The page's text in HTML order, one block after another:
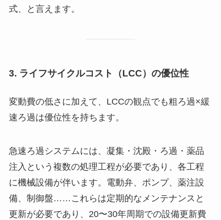
式、と言えます。
3. ライフサイクルコスト（LCC）の優位性
変動費の低さに加えて、LCCの観点でも粗ろ過×緩
速ろ過は優位性を持ちます。
急速ろ過システムには、凝集・沈殿・ろ過・薬品
注入という複数の処理工程が必要であり、各工程
に機械設備が伴います。電動弁、ポンプ、薬注設
備、制御盤……これらは定期的なメンテナンスと
更新が必要であり、20〜30年周期での設備更新費